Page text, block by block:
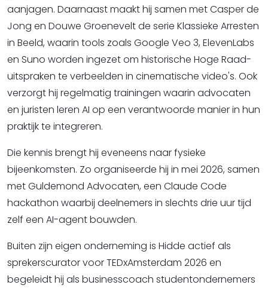
aanjagen. Daarnaast maakt hij samen met Casper de
Jong en Douwe Groenevelt de serie Klassieke Arresten
in Beeld, waarin tools zoals Google Veo 3, ElevenLabs
en Suno worden ingezet om historische Hoge Raad-
uitspraken te verbeelden in cinematische video's. Ook
verzorgt hij regelmatig trainingen waarin advocaten
en juristen leren AI op een verantwoorde manier in hun
praktijk te integreren.
Die kennis brengt hij eveneens naar fysieke
bijeenkomsten. Zo organiseerde hij in mei 2026, samen
met Guldemond Advocaten, een Claude Code
hackathon waarbij deelnemers in slechts drie uur tijd
zelf een AI-agent bouwden.
Buiten zijn eigen onderneming is Hidde actief als
sprekerscurator voor TEDxAmsterdam 2026 en
begeleidt hij als businesscoach studentondernemers